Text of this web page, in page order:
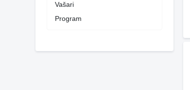
Vašari
Program